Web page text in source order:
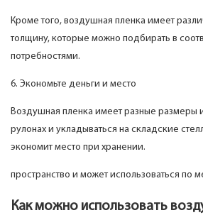
Кроме того, воздушная пленка имеет
толщину, которые можно подбирать в
потребностями.
6. Экономьте деньги и место
Воздушная пленка имеет разные размеры
рулонах и укладываться на складские
экономит место при хранении.
пространство и может использоваться по
Как можно использовать